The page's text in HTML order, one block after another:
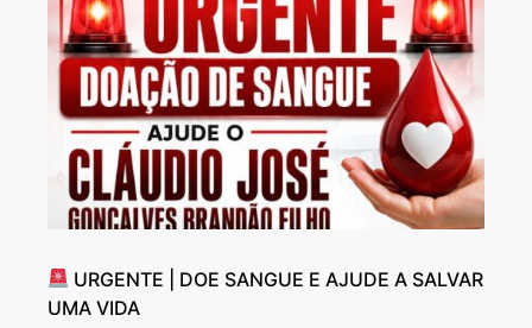
URGENTE | DOE SANGUE E AJUDE A SALVAR
UMA VIDA